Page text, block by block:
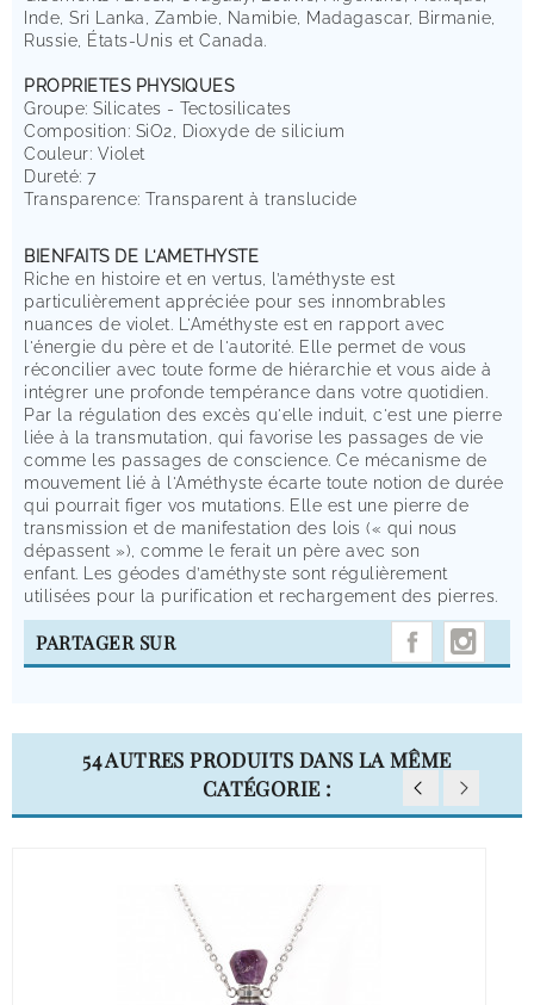
Inde, Sri Lanka, Zambie, Namibie, Madagascar, Birmanie,
Russie, États-Unis et Canada.
PROPRIETES PHYSIQUES
Groupe: Silicates - Tectosilicates
Composition: SiO2, Dioxyde de silicium
Couleur: Violet
Dureté: 7
Transparence: Transparent à translucide
BIENFAITS DE L'AMETHYSTE
Riche en histoire et en vertus, l’améthyste est
particulièrement appréciée pour ses innombrables
nuances de violet. L'Améthyste est en rapport avec
l'énergie du père et de l'autorité. Elle permet de vous
réconcilier avec toute forme de hiérarchie et vous aide à
intégrer une profonde tempérance dans votre quotidien.
Par la régulation des excès qu'elle induit, c'est une pierre
liée à la transmutation, qui favorise les passages de vie
comme les passages de conscience. Ce mécanisme de
mouvement lié à l'Améthyste écarte toute notion de durée
qui pourrait figer vos mutations. Elle est une pierre de
transmission et de manifestation des lois (« qui nous
dépassent »), comme le ferait un père avec son
enfant. Les géodes d’améthyste sont régulièrement
utilisées pour la purification et rechargement des pierres.
PARTAGER SUR
54 AUTRES PRODUITS DANS LA MÊME
CATÉGORIE :